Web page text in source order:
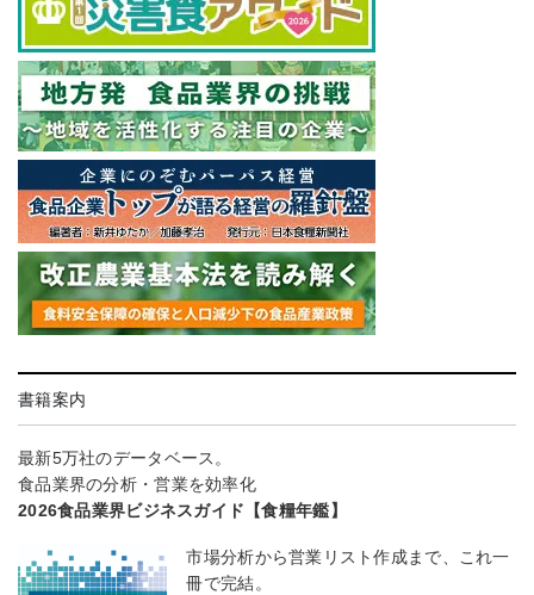
書籍案内
最新5万社のデータベース。
食品業界の分析・営業を効率化
2026食品業界ビジネスガイド【食糧年鑑】
市場分析から営業リスト作成まで、これ一
冊で完結。